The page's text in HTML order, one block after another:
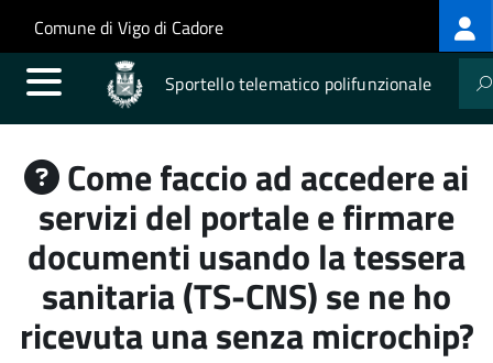
Salta al contenuto principale
Skip to site navigation
Comune di Vigo di Cadore
Sportello telematico polifunzionale
Come faccio ad accedere ai
servizi del portale e firmare
documenti usando la tessera
sanitaria (TS-CNS) se ne ho
ricevuta una senza microchip?